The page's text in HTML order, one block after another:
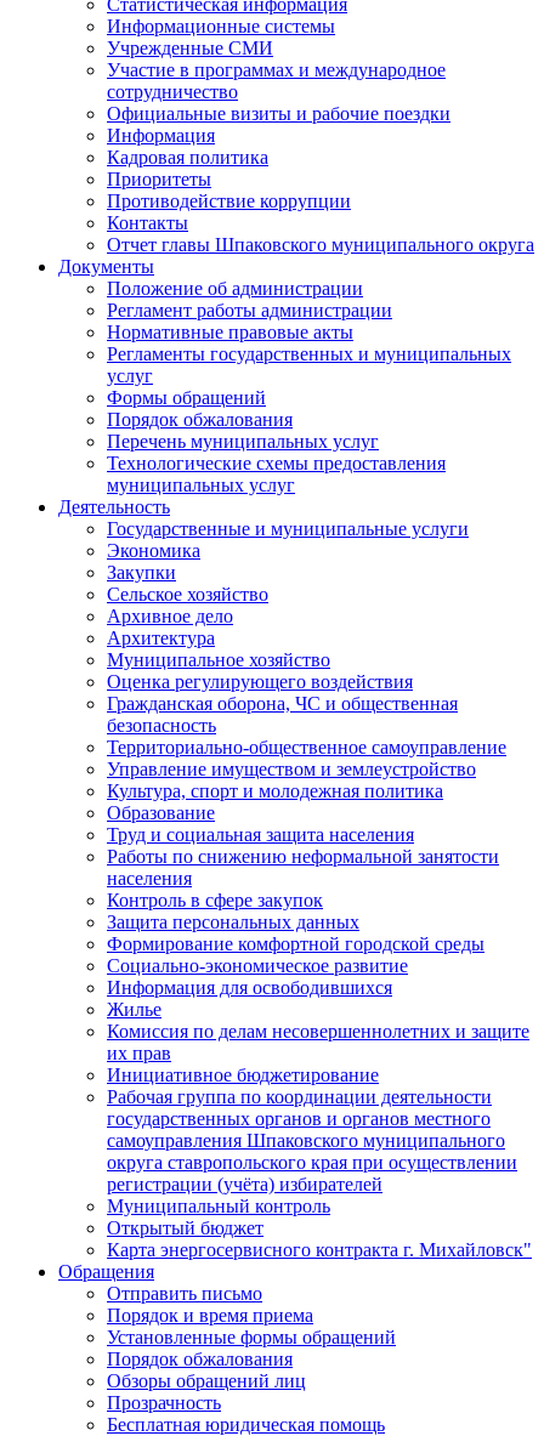
Статистическая информация
Информационные системы
Учрежденные СМИ
Участие в программах и международное
сотрудничество
Официальные визиты и рабочие поездки
Информация
Кадровая политика
Приоритеты
Противодействие коррупции
Контакты
Отчет главы Шпаковского муниципального округа
Документы
Положение об администрации
Регламент работы администрации
Нормативные правовые акты
Регламенты государственных и муниципальных
услуг
Формы обращений
Порядок обжалования
Перечень муниципальных услуг
Технологические схемы предоставления
муниципальных услуг
Деятельность
Государственные и муниципальные услуги
Экономика
Закупки
Сельское хозяйство
Архивное дело
Архитектура
Муниципальное хозяйство
Оценка регулирующего воздействия
Гражданская оборона, ЧС и общественная
безопасность
Территориально-общественное самоуправление
Управление имуществом и землеустройство
Культура, спорт и молодежная политика
Образование
Труд и социальная защита населения
Работы по снижению неформальной занятости
населения
Контроль в сфере закупок
Защита персональных данных
Формирование комфортной городской среды
Социально-экономическое развитие
Информация для освободившихся
Жилье
Комиссия по делам несовершеннолетних и защите
их прав
Инициативное бюджетирование
Рабочая группа по координации деятельности
государственных органов и органов местного
самоуправления Шпаковского муниципального
округа ставропольского края при осуществлении
регистрации (учёта) избирателей
Муниципальный контроль
Открытый бюджет
Карта энергосервисного контракта г. Михайловск"
Обращения
Отправить письмо
Порядок и время приема
Установленные формы обращений
Порядок обжалования
Обзоры обращений лиц
Прозрачность
Бесплатная юридическая помощь